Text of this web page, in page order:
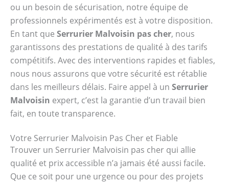
ou un besoin de sécurisation, notre équipe de
professionnels expérimentés est à votre disposition.
En tant que Serrurier Malvoisin pas cher, nous
garantissons des prestations de qualité à des tarifs
compétitifs. Avec des interventions rapides et fiables,
nous nous assurons que votre sécurité est rétablie
dans les meilleurs délais. Faire appel à un Serrurier
Malvoisin expert, c’est la garantie d’un travail bien
fait, en toute transparence.
Votre Serrurier Malvoisin Pas Cher et Fiable
Trouver un Serrurier Malvoisin pas cher qui allie
qualité et prix accessible n’a jamais été aussi facile.
Que ce soit pour une urgence ou pour des projets